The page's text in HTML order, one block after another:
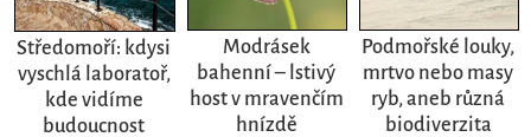
Středomoří: kdysi
vyschlá laboratoř,
kde vidíme
budoucnost
Modrásek
bahenní – lstivý
host v mravenčím
hnízdě
Podmořské louky,
mrtvo nebo masy
ryb, aneb různá
biodiverzita